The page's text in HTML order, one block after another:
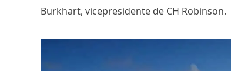
Burkhart, vicepresidente de CH Robinson.